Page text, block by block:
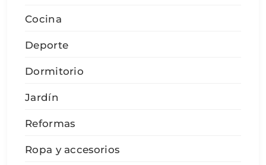
Cocina
Deporte
Dormitorio
Jardín
Reformas
Ropa y accesorios